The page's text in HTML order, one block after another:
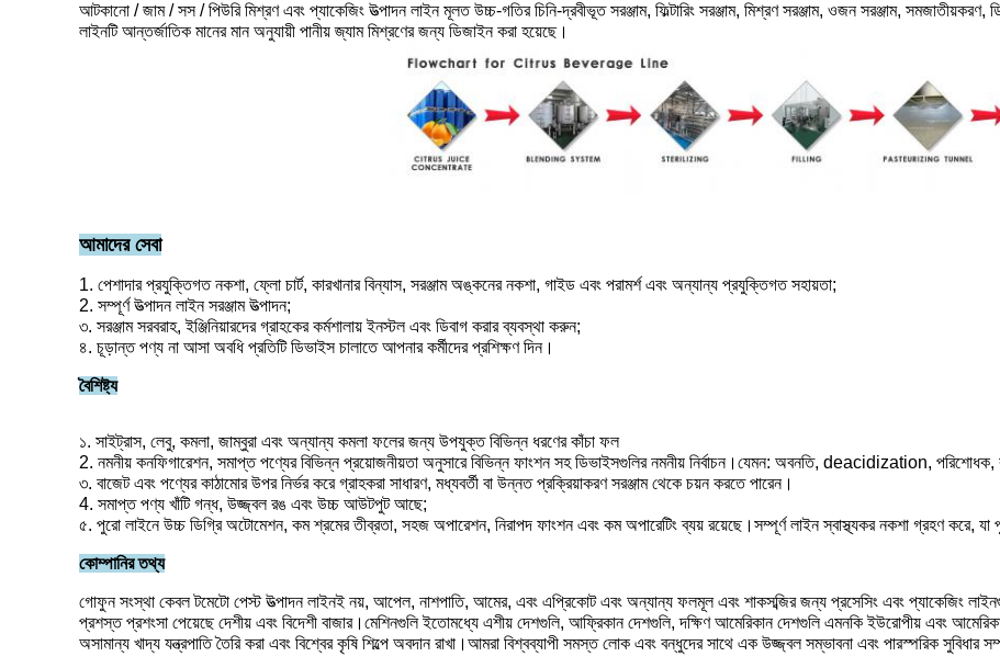
আটকানো / জাম / সস / পিউরি মিশ্রণ এবং প্যাকেজিং উত্পাদন লাইন মূলত উচ্চ-গতির চিনি-দ্রবীভূত সরঞ্জাম, ফিল্টারিং সরঞ্জাম, মিশ্রণ সরঞ্জাম, ওজন সরঞ্জাম,
লাইনটি আন্তর্জাতিক মানের মান অনুযায়ী পানীয় জ্যাম মিশ্রণের জন্য ডিজাইন করা হয়েছে।
আমাদের সেবা
1. পেশাদার প্রযুক্তিগত নকশা, ফ্লো চার্ট, কারখানার বিন্যাস, সরঞ্জাম অঙ্কনের নকশা, গাইড এবং পরামর্শ এবং অন্যান্য প্রযুক্তিগত সহায়তা;
2. সম্পূর্ণ উত্পাদন লাইন সরঞ্জাম উত্পাদন;
৩. সরঞ্জাম সরবরাহ, ইঞ্জিনিয়ারদের গ্রাহকের কর্মশালায় ইনস্টল এবং ডিবাগ করার ব্যবস্থা করুন;
৪. চূড়ান্ত পণ্য না আসা অবধি প্রতিটি ডিভাইস চালাতে আপনার কর্মীদের প্রশিক্ষণ দিন।
বৈশিষ্ট্য
১. সাইট্রাস, লেবু, কমলা, জাম্বুরা এবং অন্যান্য কমলা ফলের জন্য উপযুক্ত বিভিন্ন ধরণের কাঁচা ফল
2. নমনীয় কনফিগারেশন, সমাপ্ত পণ্যের বিভিন্ন প্রয়োজনীয়তা অনুসারে বিভিন্ন ফাংশন সহ ডিভাইসগুলির নমনীয় নির্বাচন।যেমন: অবনতি, deacidization,
৩. বাজেট এবং পণ্যের কাঠামোর উপর নির্ভর করে গ্রাহকরা সাধারণ, মধ্যবর্তী বা উন্নত প্রক্রিয়াকরণ সরঞ্জাম থেকে চয়ন করতে পারেন।
4. সমাপ্ত পণ্য খাঁটি গন্ধ, উজ্জ্বল রঙ এবং উচ্চ আউটপুট আছে;
৫. পুরো লাইনে উচ্চ ডিগ্রি অটোমেশন, কম শ্রমের তীব্রতা, সহজ অপারেশন, নিরাপদ ফাংশন এবং কম অপারেটিং ব্যয় রয়েছে।সম্পূর্ণ লাইন স্বাস্থ্যকর নকশা গ্রহণ করে, যা
কোম্পানির তথ্য
গোফুন সংস্থা কেবল টমেটো পেস্ট উত্পাদন লাইনই নয়, আপেল, নাশপাতি, আমের, এবং এপ্রিকোট এবং অন্যান্য ফলমূল এবং শাকসব্জির জন্য প্রসেসিং এবং প্যাকেজিং
প্রশস্ত প্রশংসা পেয়েছে দেশীয় এবং বিদেশী বাজার।মেশিনগুলি ইতোমধ্যে এশীয় দেশগুলি, আফ্রিকান দেশগুলি, দক্ষিণ আমেরিকান দেশগুলি এমনকি ইউরোপীয় এবং
অসামান্য খাদ্য যন্ত্রপাতি তৈরি করা এবং বিশ্বের কৃষি শিল্পে অবদান রাখা।আমরা বিশ্বব্যাপী সমস্ত লোক এবং বন্ধুদের সাথে এক উজ্জ্বল সম্ভাবনা এবং পারস্পরিক সুবিধার